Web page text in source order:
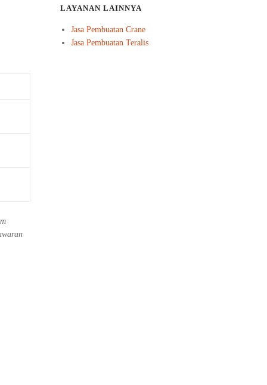
LAYANAN LAINNYA
Jasa Pembuatan Crane
Jasa Pembuatan Teralis